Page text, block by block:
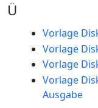
Ü
Vorlage
Vorlage
Vorlage
Vorlage
Ausgabe